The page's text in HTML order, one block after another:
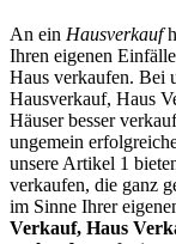
An ein Hausverkauf
Ihren eigenen
Haus verkaufen. Bei
Hausverkauf, Haus
Häuser besser
ungemein
unsere Artikel 1
verkaufen, die ganz
im Sinne Ihrer
Verkauf, Haus